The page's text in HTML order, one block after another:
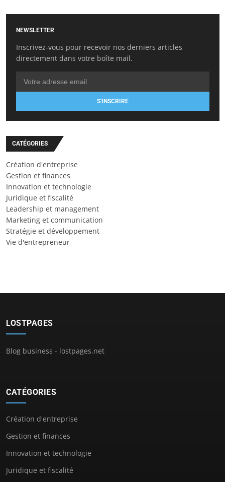
NEWSLETTER
Inscrivez-vous pour recevoir nos derniers articles
directement dans votre boîte mail.
S'INSCRIRE
CATÉGORIES
Création d'entreprise
Gestion et finances
Innovation et technologie
Juridique et fiscalité
Leadership et management
Marketing et communication
Stratégie et développement
Vie d'entrepreneur
LOSTPAGES
Blog business - lostpages.net
CATÉGORIES
Création d'entreprise
Gestion et finances
Innovation et technologie
Juridique et fiscalité